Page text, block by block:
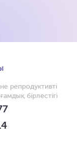
репродуктивті
бірлестігі